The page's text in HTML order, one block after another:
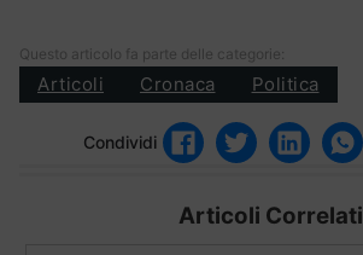
Questo articolo fa parte delle categorie:
Articoli Cronaca Politica
Condividi
Articoli Correlati